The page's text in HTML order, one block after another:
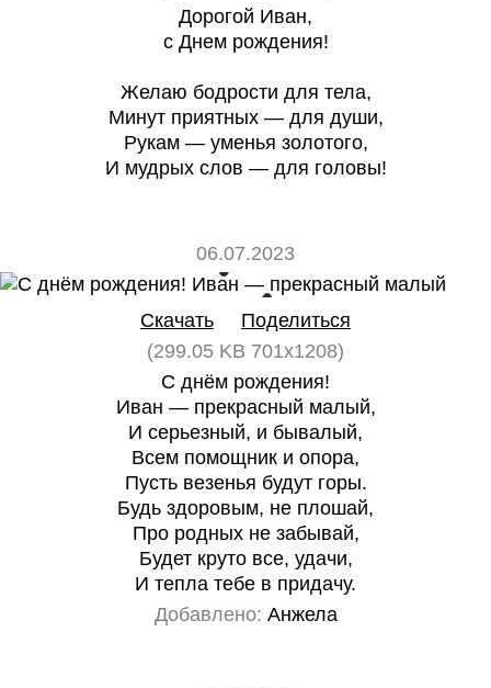
Дорогой Иван,
с Днем рождения!
Желаю бодрости для тела,
Минут приятных — для души,
Рукам — уменья золотого,
И мудрых слов — для головы!
06.07.2023
0 0
Скачать
Поделиться
(299.05 KB 701x1208)
С днём рождения!
Иван — прекрасный малый,
И серьезный, и бывалый,
Всем помощник и опора,
Пусть везенья будут горы.
Будь здоровым, не плошай,
Про родных не забывай,
Будет круто все, удачи,
И тепла тебе в придачу.
Добавлено: Анжела